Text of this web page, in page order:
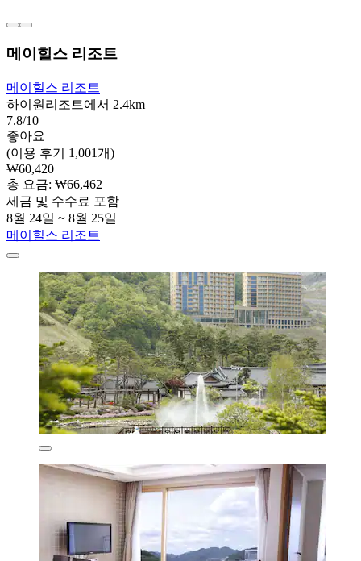
메이힐스 리조트
메이힐스 리조트
하이원리조트에서 2.4km
7.8/10
좋아요
(이용 후기 1,001개)
₩60,420
총 요금: ₩66,462
세금 및 수수료 포함
8월 24일 ~ 8월 25일
메이힐스 리조트